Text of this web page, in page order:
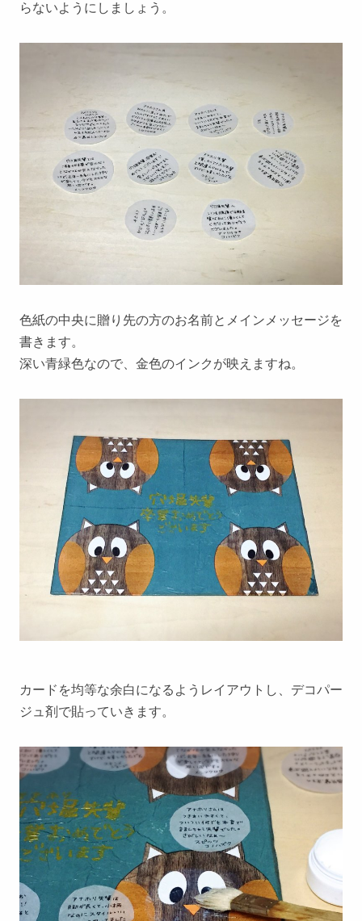
らないようにしましょう。
色紙の中央に贈り先の方のお名前とメインメッセージを
書きます。
深い青緑色なので、金色のインクが映えますね。
カードを均等な余白になるようレイアウトし、デコパー
ジュ剤で貼っていきます。